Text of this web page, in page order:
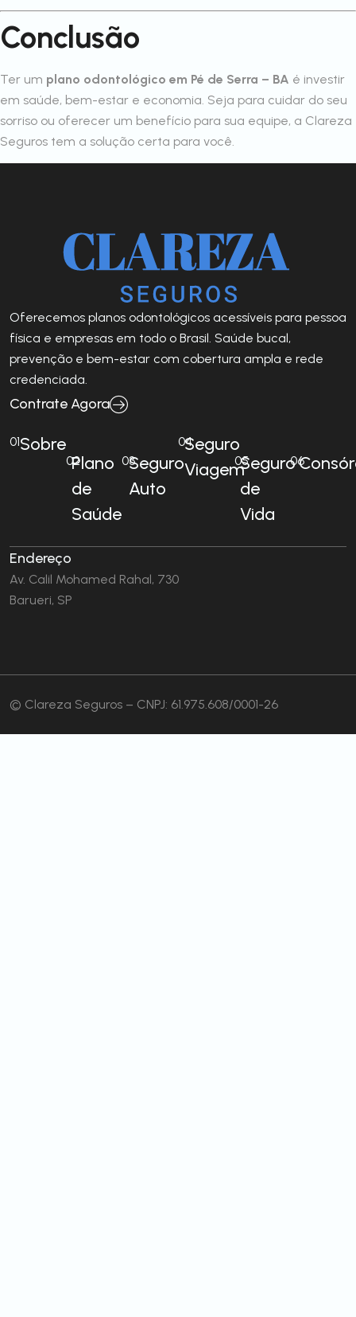
Conclusão
Ter um plano odontológico em Pé de Serra – BA é investir
em saúde, bem-estar e economia. Seja para cuidar do seu
sorriso ou oferecer um benefício para sua equipe, a Clareza
Seguros tem a solução certa para você.
Oferecemos planos odontológicos acessíveis para pessoa
física e empresas em todo o Brasil. Saúde bucal,
prevenção e bem-estar com cobertura ampla e rede
credenciada.
Contrate Agora
01Sobre
02Plano
de
Saúde
03Seguro
Auto
04Seguro
Viagem
05Seguro
de
Vida
06
Endereço
Av. Calil Mohamed Rahal, 730
Barueri, SP
© Clareza Seguros – CNPJ: 61.975.608/0001-26